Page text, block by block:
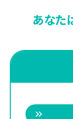
お問い合わせ
あなた